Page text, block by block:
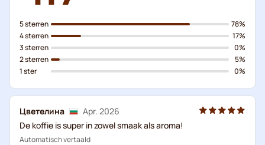
5 sterren
4 sterren
3 sterren
2 sterren
1 ster
78%
17%
0%
5%
0%
Цветелина
Apr. 2026
De koffie is super in zowel smaak als aroma!
Automatisch vertaald